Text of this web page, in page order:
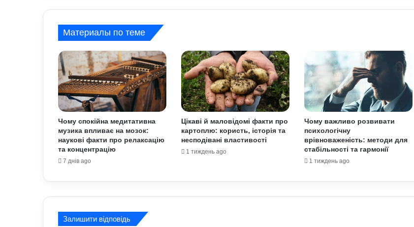
2026 року: початок місяця принесе
нові можливості
Найкращі місця для відпочинку в
Україні наприкінці липня та на
початку серпня: поради для
Як кримінальні порушення можуть
проявлятися під час базової
військової підготовки: захист прав
людини в Україні
посаду він отримав
Материалы по теме
Чому спокійна медитативна
музика впливає на мозок:
наукові факти про релаксацію
та концентрацію
7 днів ago
Цікаві й маловідомі факти про
картоплю: користь, історія та
несподівані властивості
1 тиждень ago
Чому важливо розвивати
психологічну
врівноваженість: методи для
стабільності та гармонії
1 тиждень ago
Залишити відповідь